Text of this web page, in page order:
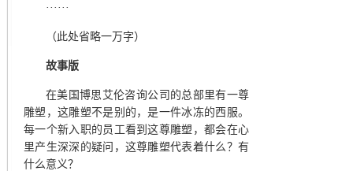
······
（此处省略一万字）
故事版
在美国博思艾伦咨询公司的总部里有一尊
雕塑，这雕塑不是别的，是一件冰冻的西服。
每一个新入职的员工看到这尊雕塑，都会在心
里产生深深的疑问，这尊雕塑代表着什么？有
什么意义？